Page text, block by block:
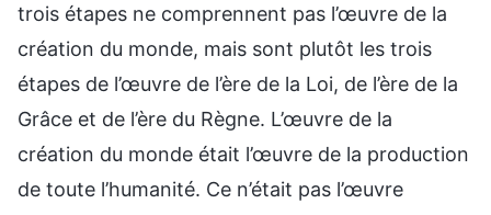
trois étapes ne comprennent pas l’œuvre de la
création du monde, mais sont plutôt les trois
étapes de l’œuvre de l’ère de la Loi, de l’ère de la
Grâce et de l’ère du Règne. L’œuvre de la
création du monde était l’œuvre de la production
de toute l’humanité. Ce n’était pas l’œuvre